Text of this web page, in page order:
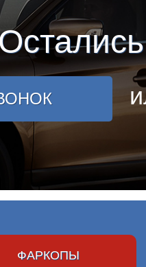
ФАРКОПЫ